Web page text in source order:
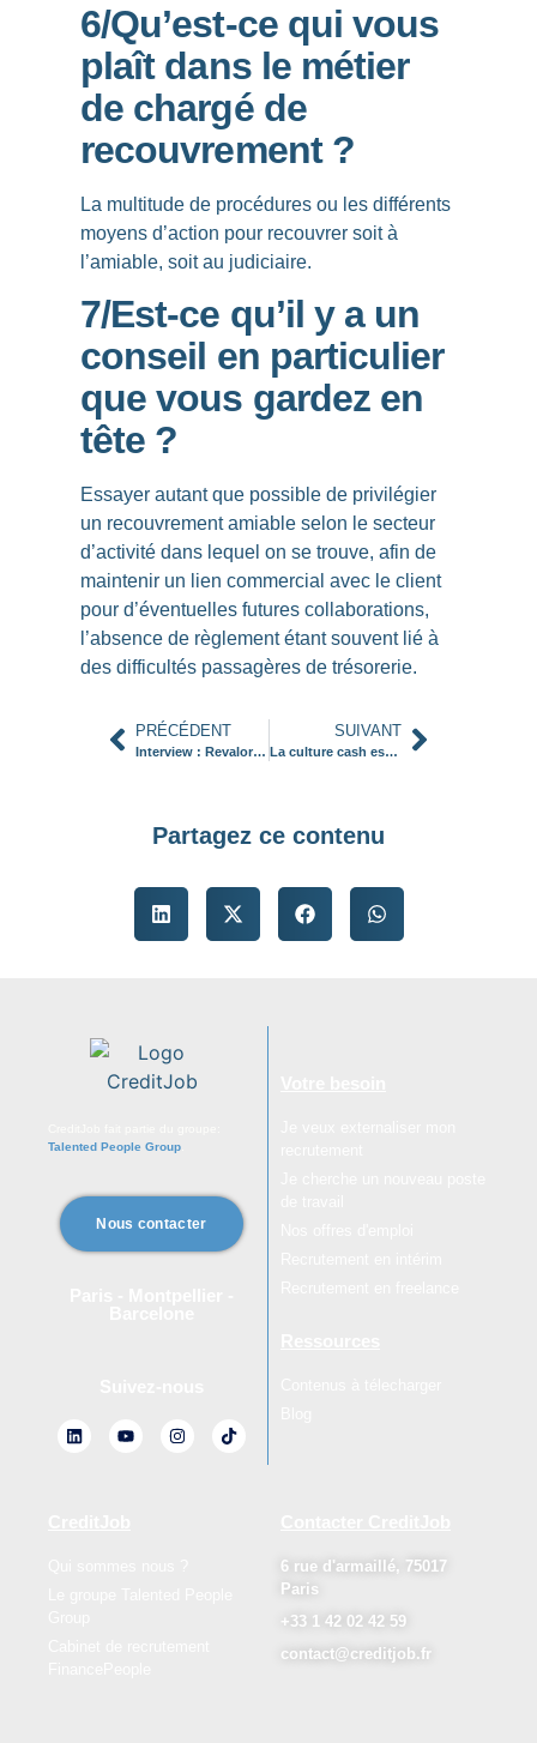
6/Qu’est-ce qui vous
plaît dans le métier
de chargé de
recouvrement ?
La multitude de procédures ou les différents
moyens d’action pour recouvrer soit à
l’amiable, soit au judiciaire.
7/Est-ce qu’il y a un
conseil en particulier
que vous gardez en
tête ?
Essayer autant que possible de privilégier
un recouvrement amiable selon le secteur
d’activité dans lequel on se trouve, afin de
maintenir un lien commercial avec le client
pour d’éventuelles futures collaborations,
l’absence de règlement étant souvent lié à
des difficultés passagères de trésorerie.
PRÉCÉDENT
Interview : Revalorisons le métier de Chargé de Recouvrement
SUIVANT
La culture cash est l’affaire de tous !
Partagez ce contenu
Talented People Group
Nous contacter
6 rue d'armaillé, 75017
Paris
+33 1 42 02 42 59
contact@creditjob.fr